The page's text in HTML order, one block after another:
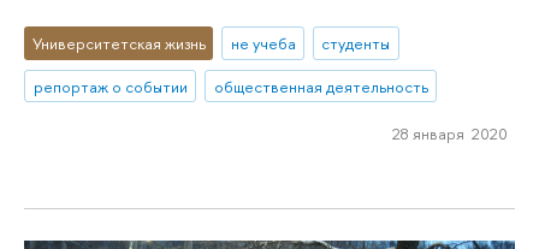
Университетская жизнь не учеба
студенты
репортаж о событии
общественная деятельность
28 января 2020